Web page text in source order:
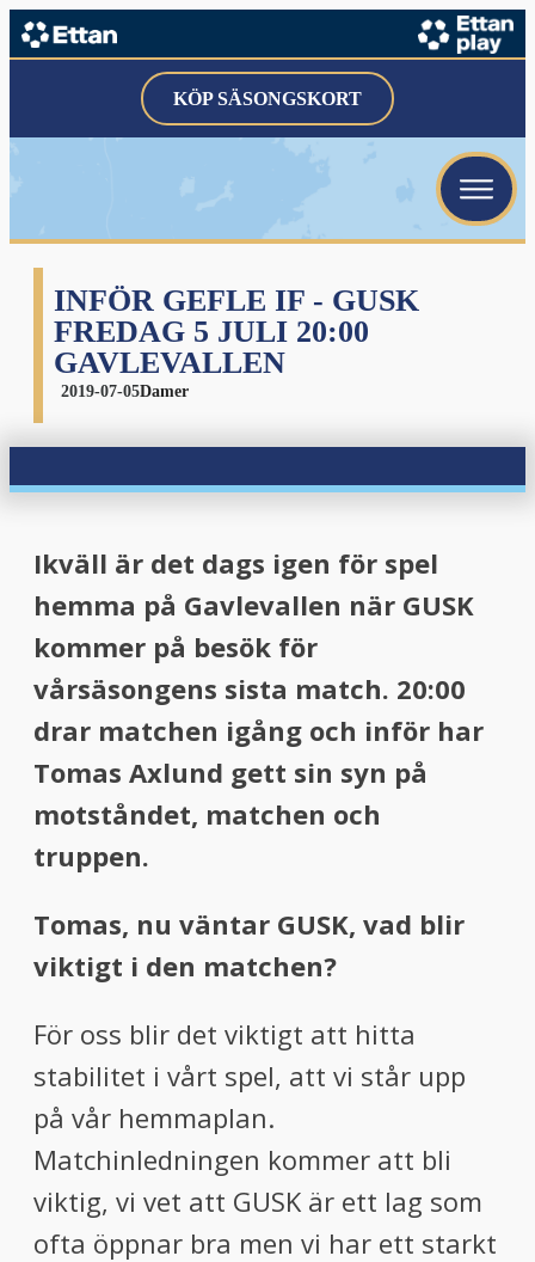
KÖP SÄSONGSKORT
INFÖR GEFLE IF - GUSK
FREDAG 5 JULI 20:00
GAVLEVALLEN
2019-07-05Damer
Ikväll är det dags igen för spel
hemma på Gavlevallen när GUSK
kommer på besök för
vårsäsongens sista match. 20:00
drar matchen igång och inför har
Tomas Axlund gett sin syn på
motståndet, matchen och
truppen.
Tomas, nu väntar GUSK, vad blir
viktigt i den matchen?
För oss blir det viktigt att hitta
stabilitet i vårt spel, att vi står upp
på vår hemmaplan.
Matchinledningen kommer att bli
viktig, vi vet att GUSK är ett lag som
ofta öppnar bra men vi har ett starkt